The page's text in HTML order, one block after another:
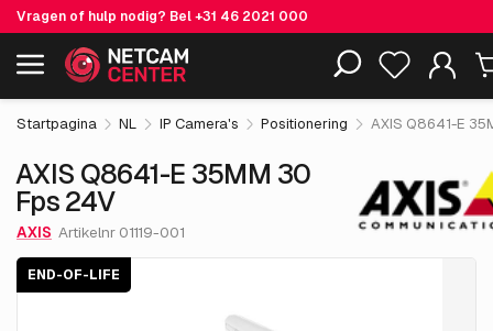
Vragen of hulp nodig? Bel+31 46 2021 000
Inclusief EOL-producten
AXIS Q8641-E 35MM 30 Fps 24V End-of-life € 5,984. 05
excl. BTW
Startpagina NL IP Camera's Positionering AXIS Q8641-E
AXIS Q8641-E 35MM 30
Fps 24V
AXIS Artikelnr 01119-001
END-OF-LIFE